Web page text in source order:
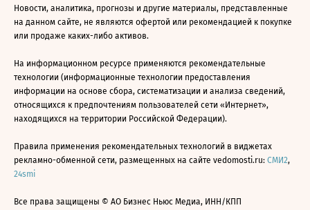
Новости, аналитика, прогнозы и другие материалы, представленные
на данном сайте, не являются офертой или рекомендацией к покупке
или продаже каких-либо активов.
На информационном ресурсе применяются рекомендательные
технологии (информационные технологии предоставления
информации на основе сбора, систематизации и анализа сведений,
относящихся к предпочтениям пользователей сети «Интернет»,
находящихся на территории Российской Федерации).
Правила применения рекомендательных технологий в виджетах
рекламно-обменной сети, размещенных на сайте vedomosti.ru: СМИ2,
24smi
Все права защищены © АО Бизнес Ньюс Медиа, ИНН/КПП